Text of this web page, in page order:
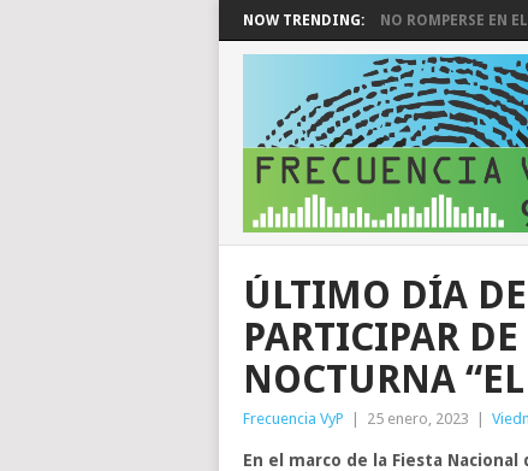
NOW TRENDING: NO ROMPERSE EN
ÚLTIMO DÍA
PARTICIPAR
NOCTURNA
Frecuencia VyP 25 enero, 2023
En el marco de la Fiesta